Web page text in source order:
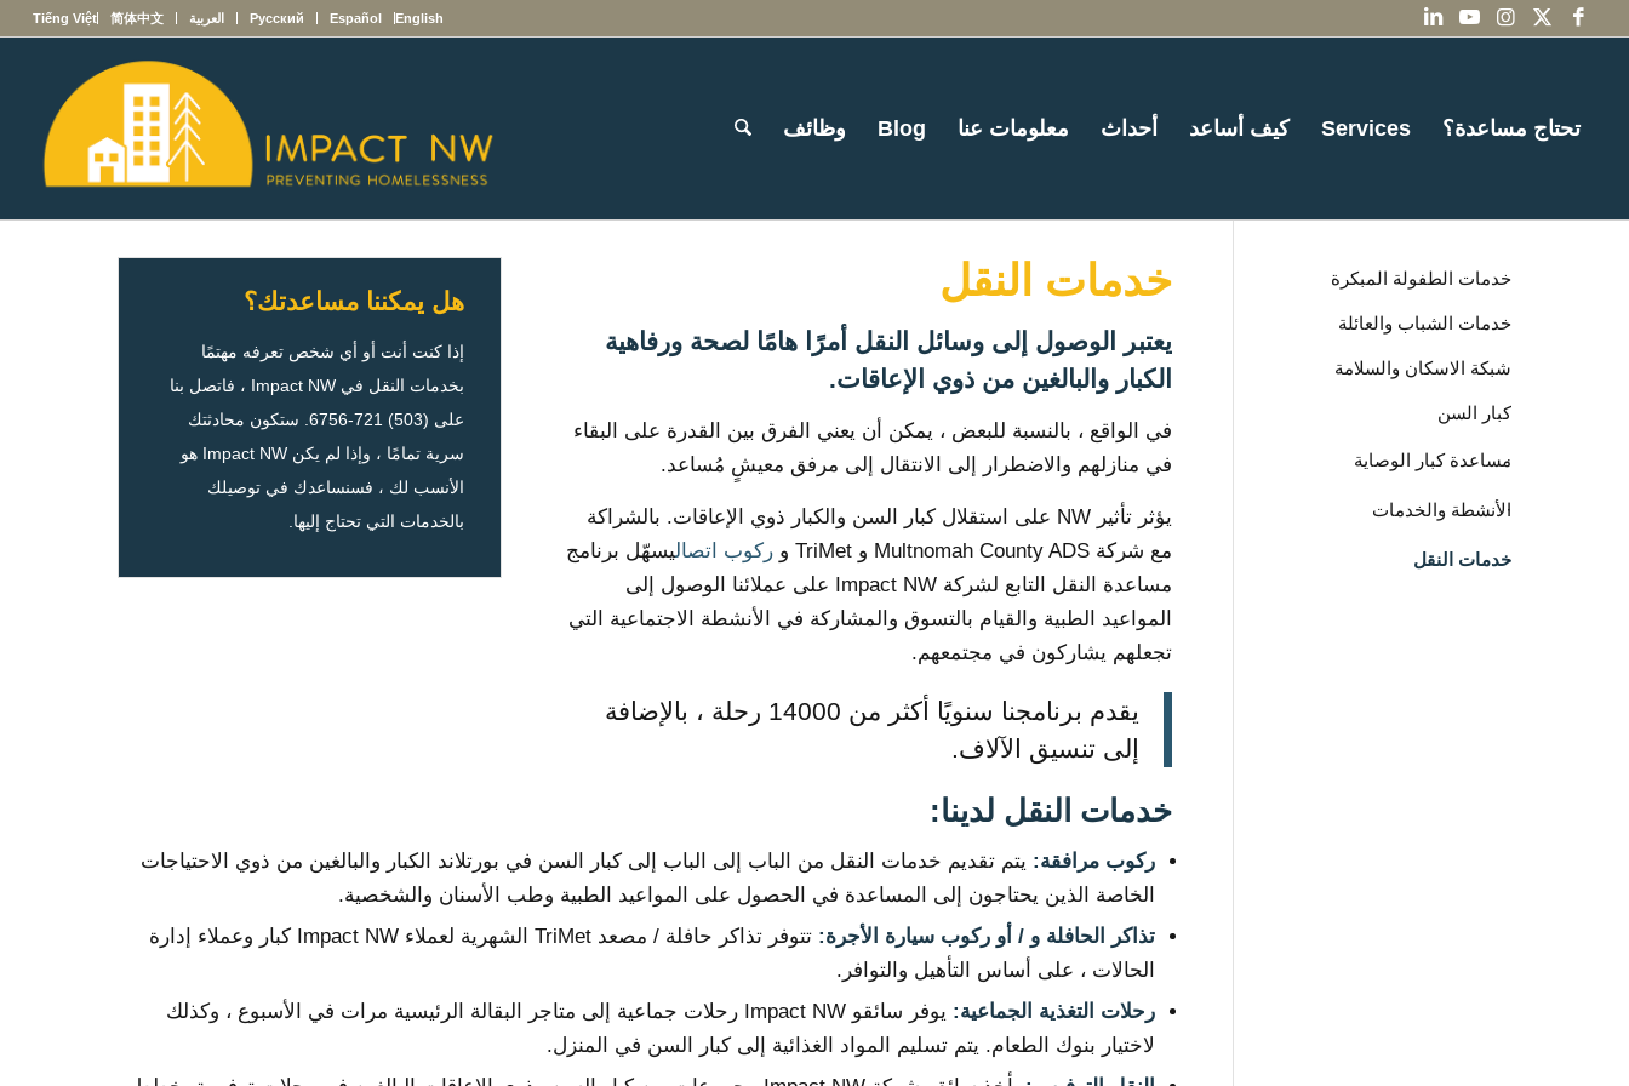
English
Español
Русский العربية 简体中文
Tiếng Việt
تحتاج مساعدة؟ Services كيف أساعد أحداث معلومات عنا Blog وظائف
خدمات النقل
يعتبر الوصول إلى وسائل النقل أمرًا هامًا لصحة ورفاهية
الكبار والبالغين من ذوي الإعاقات.
في الواقع ، بالنسبة للبعض ، يمكن أن يعني الفرق بين القدرة على البقاء
في منازلهم والاضطرار إلى الانتقال إلى مرفق معيشٍ مُساعد.
يؤثر تأثير NW على استقلال كبار السن والكبار ذوي الإعاقات. بالشراكة
مع شركة Multnomah County ADS و TriMet و
ركوب اتصاليسهّل برنامج
مساعدة النقل التابع لشركة Impact NW على عملائنا الوصول إلى
المواعيد الطبية والقيام بالتسوق والمشاركة في الأنشطة الاجتماعية التي
تجعلهم يشاركون في مجتمعهم.
يقدم برنامجنا سنويًا أكثر من 14000 رحلة ، بالإضافة
إلى تنسيق الآلاف.
هل يمكننا مساعدتك؟
إذا كنت أنت أو أي شخص تعرفه مهتمًا
بخدمات النقل في Impact NW ، فاتصل بنا
على (503) 721-6756. ستكون محادثتك
سرية تمامًا ، وإذا لم يكن Impact NW هو
الأنسب لك ، فسنساعدك في توصيلك
بالخدمات التي تحتاج إليها.
خدمات النقل لدينا:
ركوب مرافقة: يتم تقديم خدمات النقل من الباب إلى الباب إلى كبار السن في بورتلاند الكبار والبالغين من ذوي الاحتياجات
الخاصة الذين يحتاجون إلى المساعدة في الحصول على المواعيد الطبية وطب الأسنان والشخصية.
تذاكر الحافلة و / أو ركوب سيارة الأجرة:
تتوفر تذاكر حافلة / مصعد TriMet الشهرية لعملاء Impact NW كبار وعملاء إدارة
الحالات ، على أساس التأهيل والتوافر.
رحلات التغذية الجماعية:
يوفر سائقو Impact NW رحلات جماعية إلى متاجر البقالة الرئيسية مرات في الأسبوع ، وكذلك
لاختيار بنوك الطعام. يتم تسليم المواد الغذائية إلى كبار السن في المنزل.
خدمات الطفولة المبكرة
خدمات الشباب والعائلة
شبكة الاسكان والسلامة
كبار السن
مساعدة كبار الوصاية
الأنشطة والخدمات
خدمات النقل